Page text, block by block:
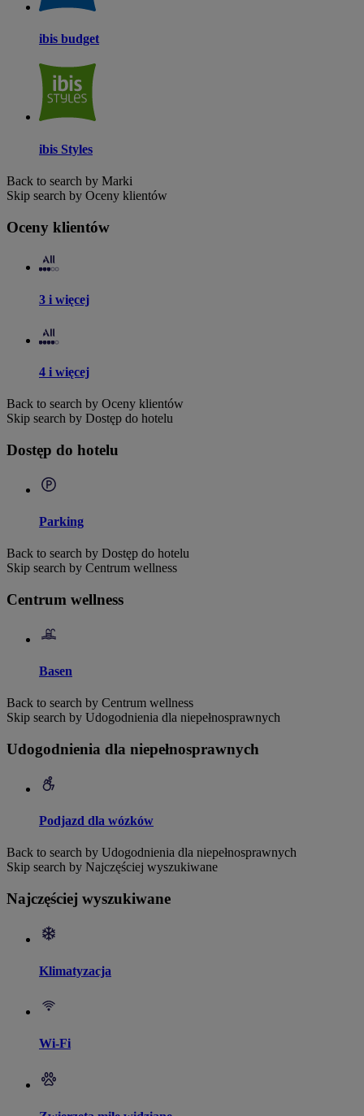
ibis budget
ibis Styles
Back to search by Marki
Skip search by Oceny klientów
Oceny klientów
3 i więcej
4 i więcej
Back to search by Oceny klientów
Skip search by Dostęp do hotelu
Dostęp do hotelu
Parking
Back to search by Dostęp do hotelu
Skip search by Centrum wellness
Centrum wellness
Basen
Back to search by Centrum wellness
Skip search by Udogodnienia dla niepełnosprawnych
Udogodnienia dla niepełnosprawnych
Podjazd dla wózków
Back to search by Udogodnienia dla niepełnosprawnych
Skip search by Najczęściej wyszukiwane
Najczęściej wyszukiwane
Klimatyzacja
Wi-Fi